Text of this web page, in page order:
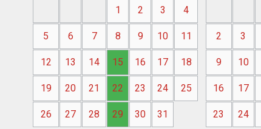
1 2 3 4
5 6 7 8 9 10 11
12 13 14 15 16 17 18
19 20 21 22 23 24 25
26 27 28 29 30 31
2 3
9 10
16 17
23 24